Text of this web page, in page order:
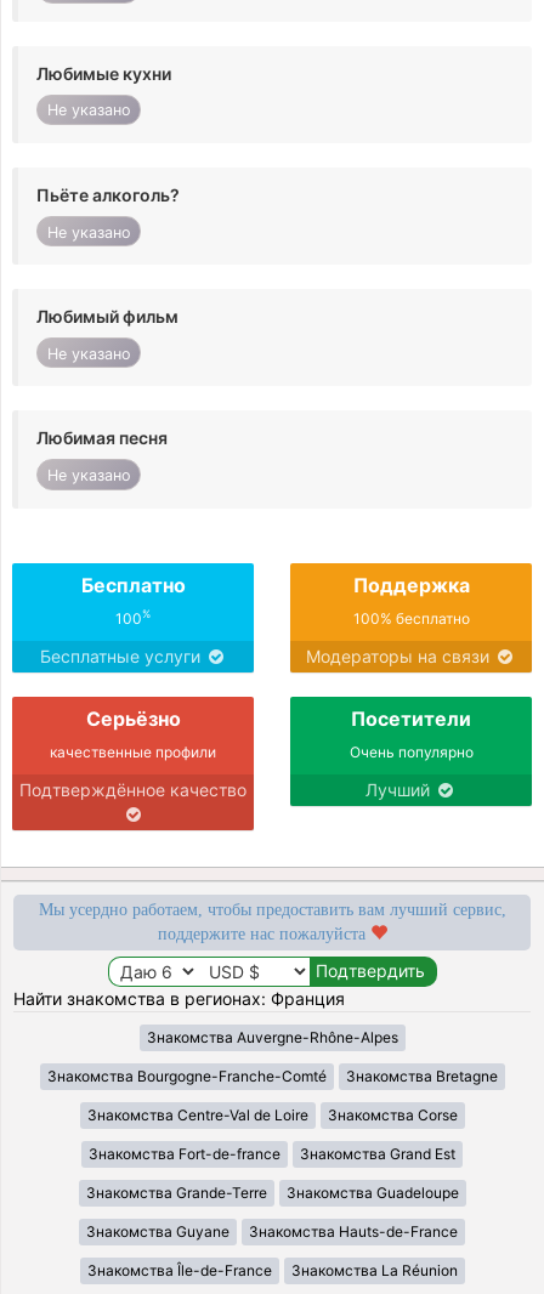
Любимые кухни
Не указано
Пьёте алкоголь?
Не указано
Любимый фильм
Не указано
Любимая песня
Не указано
Бесплатно
100%
Бесплатные услуги
Поддержка
100% бесплатно
Модераторы на связи
Серьёзно
качественные профили
Подтверждённое качество
Посетители
Очень популярно
Лучший
Мы усердно работаем, чтобы предоставить вам лучший сервис,
поддержите нас пожалуйста
Найти знакомства в регионах: Франция
Знакомства Auvergne-Rhône-Alpes
Знакомства Bourgogne-Franche-Comté Знакомства Bretagne
Знакомства Centre-Val de Loire Знакомства Corse
Знакомства Fort-de-france Знакомства Grand Est
Знакомства Grande-Terre Знакомства Guadeloupe
Знакомства Guyane Знакомства Hauts-de-France
Знакомства Île-de-France Знакомства La Réunion